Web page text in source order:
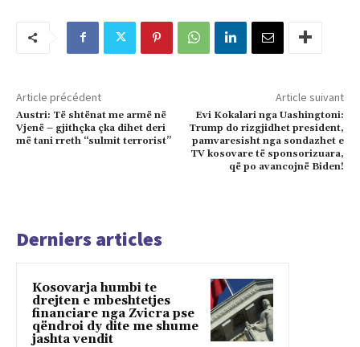
Article précédent
Austri: Të shtënat me armë në
Vjenë – gjithçka çka dihet deri
më tani rreth “sulmit terrorist”
Article suivant
Evi Kokalari nga Uashingtoni:
Trump do rizgjidhet president,
pamvaresisht nga sondazhet e
TV kosovare të sponsorizuara,
që po avancojnë Biden!
Derniers articles
Kosovarja humbi te
drejten e mbeshtetjes
financiare nga Zvicra pse
qëndroi dy dite me shume
jashta vendit